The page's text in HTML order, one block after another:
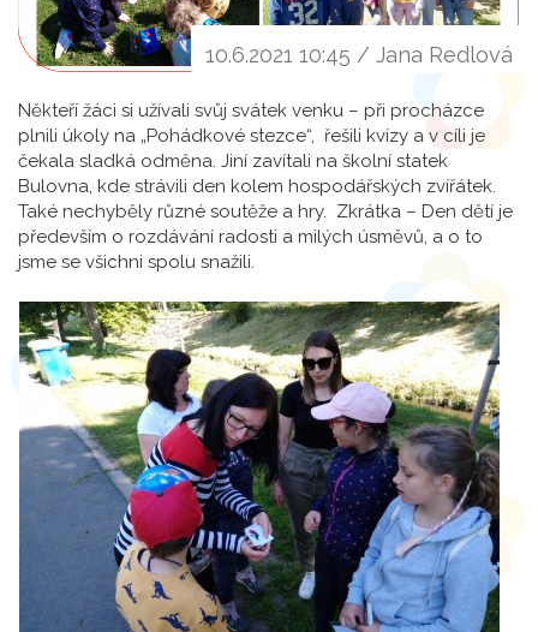
10.6.2021 10:45 / Jana Redlová
Někteří žáci si užívali svůj svátek venku – při procházce
plnili úkoly na „Pohádkové stezce“, řešili kvízy a v cíli je
čekala sladká odměna. Jiní zavítali na školní statek
Bulovna, kde strávili den kolem hospodářských zvířátek.
Také nechyběly různé soutěže a hry. Zkrátka – Den dětí je
především o rozdávání radosti a milých úsměvů, a o to
jsme se všichni spolu snažili.